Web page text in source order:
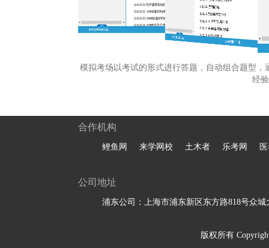
模拟考场以考试的形式进行答题，自动组合题型
经
合作机构
鲤鱼网 来学网校 土木者 乐考网
公司地址
浦东公司：上海市浦东新区东方路818号众城
版权所有